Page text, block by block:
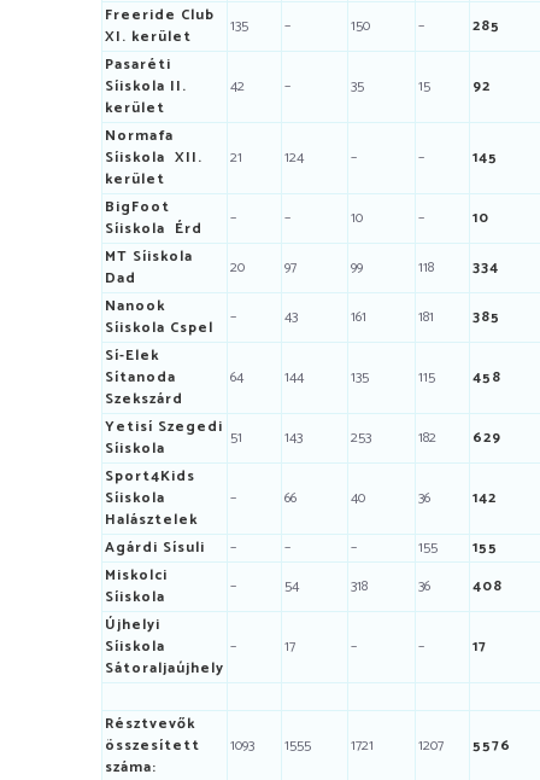
Freeride Club
XI. kerület
135 – 150 –
285
Pasaréti
Síiskola II.
kerület
42 – 35 15 92
Normafa
Síiskola XII.
kerület
21 124 – – 145
BigFoot
Síiskola Érd
– – 10 –
10
MT Síiskola
Dad
20 97 99 118
334
Nanook
Síiskola Cspel
– 43 161 181
385
Sí-Elek
Sítanoda
Szekszárd
64 144 135 115 458
Yetisí Szegedi
Síiskola
51 143 253 182
629
Sport4Kids
Síiskola
Halásztelek
– 66 40 36 142
Agárdi Sísuli – – – 155
155
Miskolci
Síiskola
– 54 318 36
408
Újhelyi
Síiskola
Sátoraljaújhely
– 17 – – 17
Résztvevők
összesített
száma:
1093 1555 1721 1207 5576